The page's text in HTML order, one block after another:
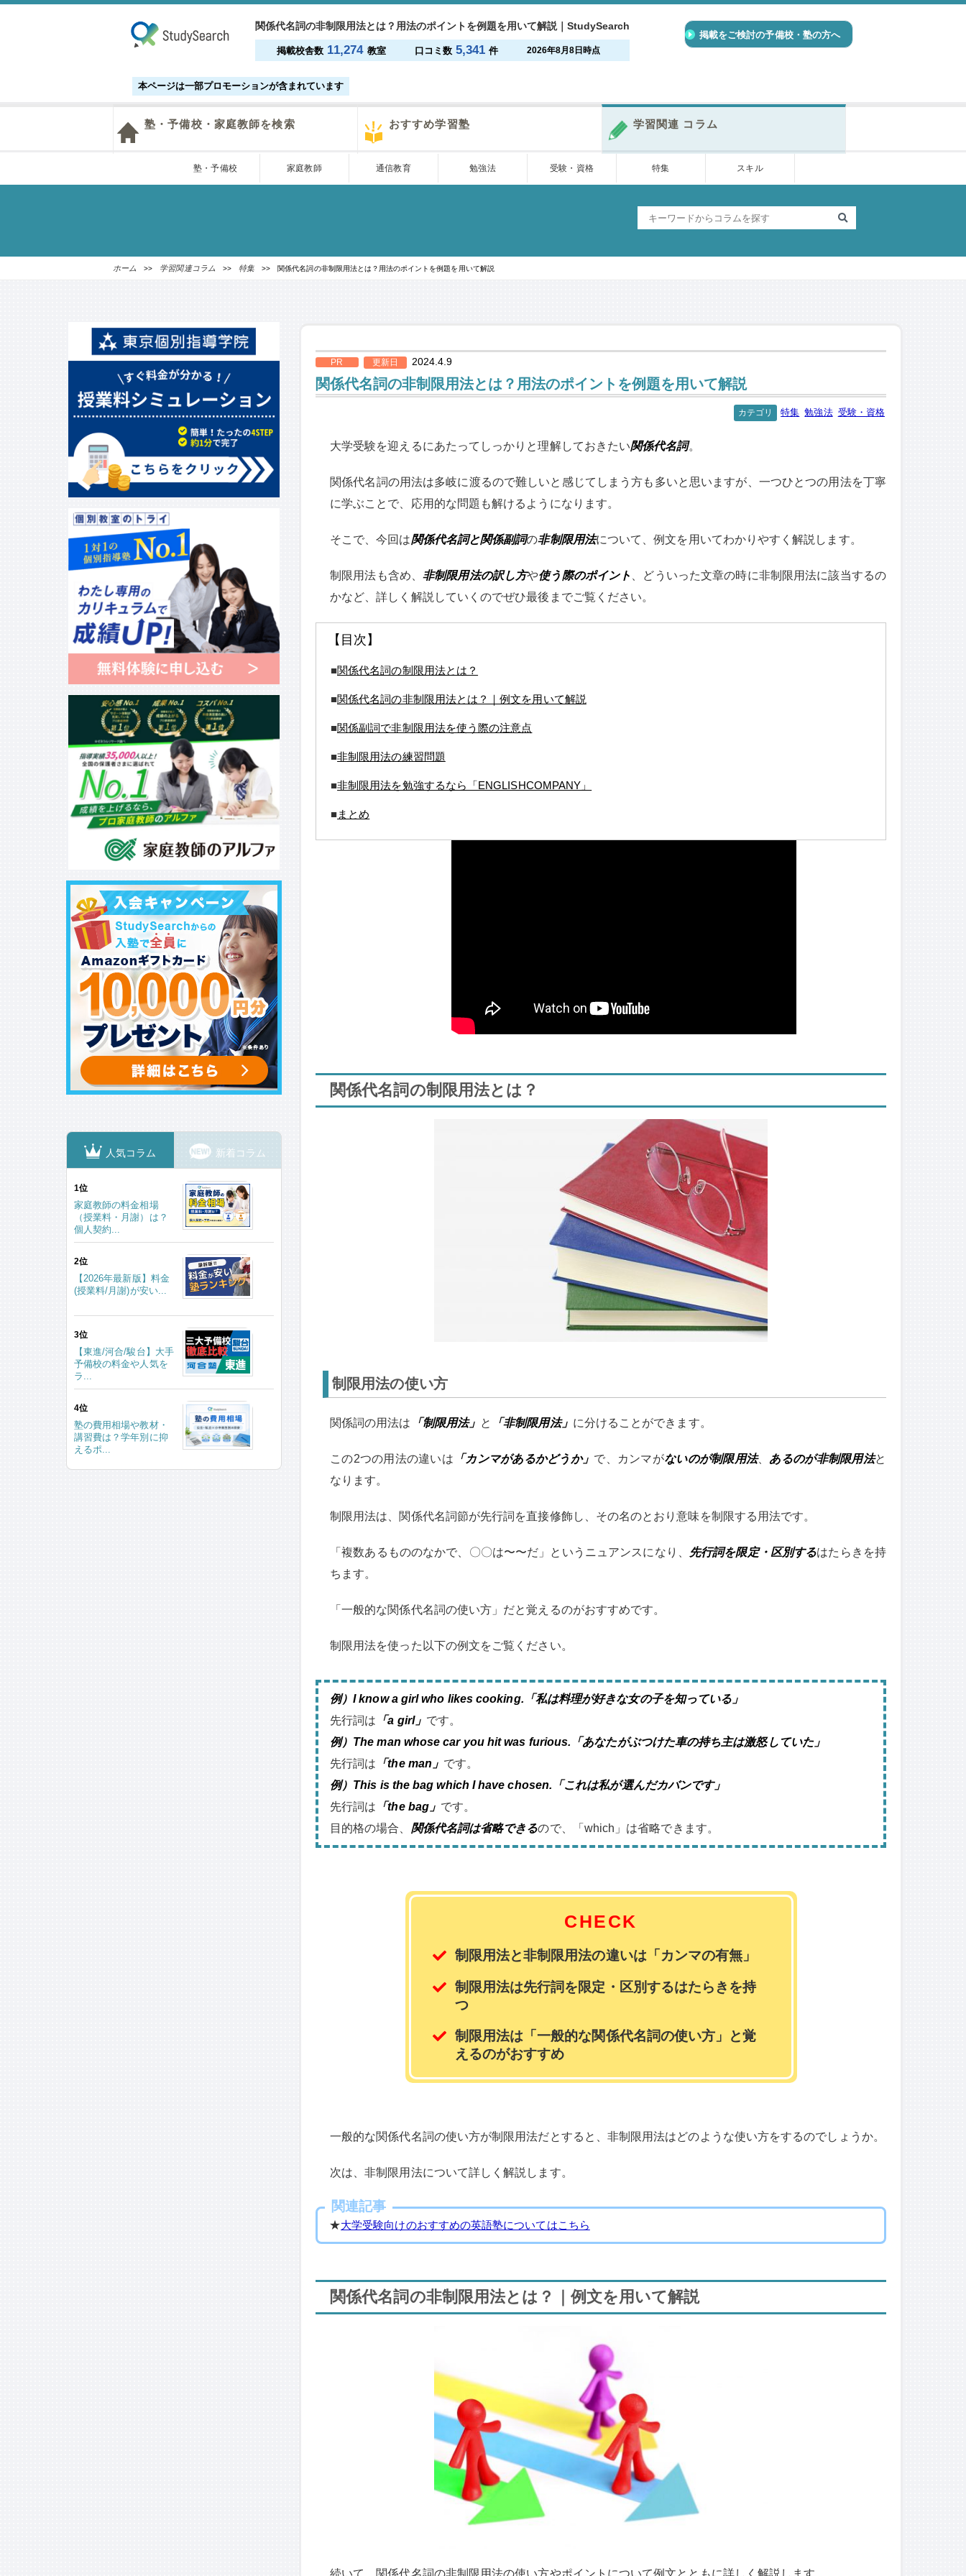
関係代名詞の非制限用法とは？用法のポイントを例題を用いて解説｜StudySearch
掲載校舎数 11,274 教室 口コミ数 5,341 件 2026年8月8日時点
本ページは一部プロモーションが含まれています
掲載をご検討の予備校・塾の方へ
塾・予備校・家庭教師を検索 おすすめ学習塾 学習関連 コラム
塾・予備校 家庭教師 通信教育 勉強法 受験・資格 特集 スキル
ホーム >> 学習関連コラム >> 特集 >> 関係代名詞の非制限用法とは？用法のポイントを例題を用いて解説
人気コラム 新着コラム
1位
家庭教師の料金相場
（授業料・月謝）は？
個人契約...
2位
【2026年最新版】料金
(授業料/月謝)が安い...
3位
【東進/河合/駿台】大手
予備校の料金や人気を
ラ...
4位
塾の費用相場や教材・
講習費は？学年別に抑
えるポ...
PR 更新日 2024.4.9
関係代名詞の非制限用法とは？用法のポイントを例題を用いて解説
カテゴリ 特集 勉強法 受験・資格
大学受験を迎えるにあたってしっかりと理解しておきたい関係代名詞。
関係代名詞の用法は多岐に渡るので難しいと感じてしまう方も多いと思いますが、一つひとつの用法を丁寧
に学ぶことで、応用的な問題も解けるようになります。
そこで、今回は関係代名詞と関係副詞の非制限用法について、例文を用いてわかりやすく解説します。
制限用法も含め、非制限用法の訳し方や使う際のポイント
、どういった文章の時に非制限用法に該当するの
かなど、詳しく解説していくのでぜひ最後までご覧ください。
【目次】
■関係代名詞の制限用法とは？
■関係代名詞の非制限用法とは？｜例文を用いて解説
■関係副詞で非制限用法を使う際の注意点
■非制限用法の練習問題
■非制限用法を勉強するなら「ENGLISHCOMPANY」
■まとめ
関係代名詞の制限用法とは？
制限用法の使い方
関係詞の用法は 「制限用法」 と 「非制限用法」 に分けることができます。
この2つの用法の違いは 「カンマがあるかどうか」 で、カンマがないのが制限用法、 あるのが非制限用法と
なります。
制限用法は、関係代名詞節が先行詞を直接修飾し、その名のとおり意味を制限する用法です。
「複数あるもののなかで、〇〇は〜〜だ」というニュアンスになり、 先行詞を限定・区別するはたらきを持
ちます。
「一般的な関係代名詞の使い方」だと覚えるのがおすすめです。
制限用法を使った以下の例文をご覧ください。
例）I know a girl who likes cooking.「私は料理が好きな女の子を知っている」
先行詞は 「a girl」 です。
例）The man whose car you hit was furious.「あなたがぶつけた車の持ち主は激怒していた」
先行詞は 「the man」 です。
例）This is the bag which I have chosen.「これは私が選んだカバンです」
先行詞は 「the bag」 です。
目的格の場合、 関係代名詞は省略できるので、「which」は省略できます。
CHECK
制限用法と非制限用法の違いは「カンマの有無」
制限用法は先行詞を限定・区別するはたらきを持
つ
制限用法は「一般的な関係代名詞の使い方」と覚
えるのがおすすめ
一般的な関係代名詞の使い方が制限用法だとすると、非制限用法はどのような使い方をするのでしょうか。
次は、非制限用法について詳しく解説します。
関連記事
★大学受験向けのおすすめの英語塾についてはこちら
関係代名詞の非制限用法とは？｜例文を用いて解説
続いて、関係代名詞の非制限用法の使い方やポイントについて例文とともに詳しく解説します。